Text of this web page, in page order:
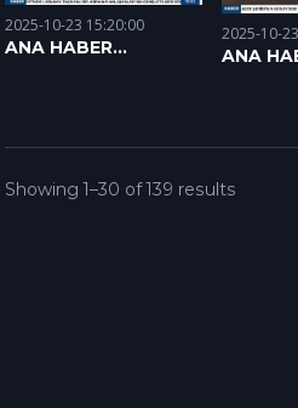
2025-10-23 15:20:00
ANA HABER
2025-10-
ANA
Showing 1–30 of 139 results